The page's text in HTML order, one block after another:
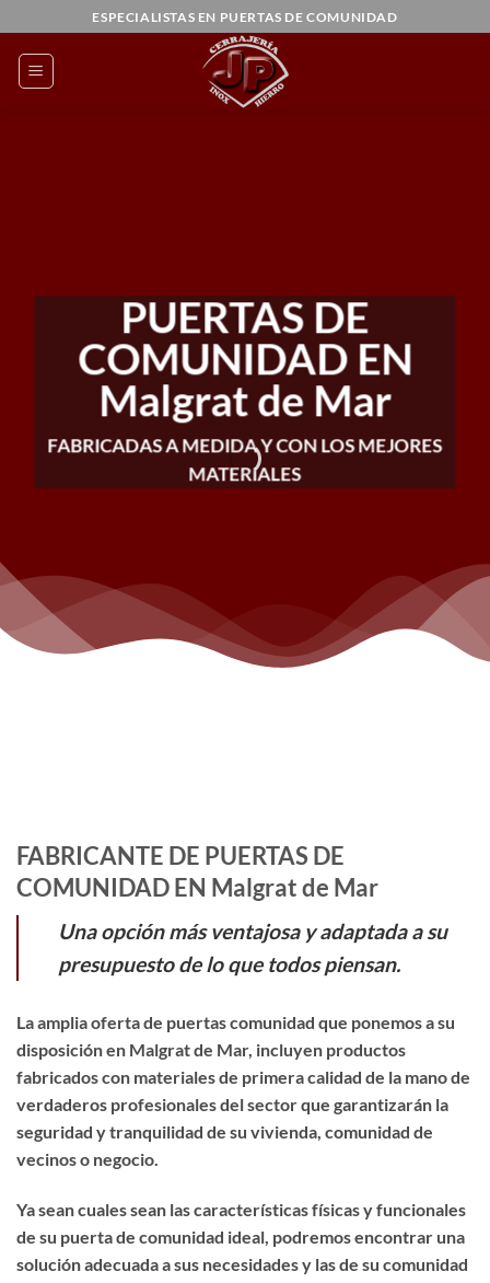
al
contenido
ESPECIALISTAS EN PUERTAS DE COMUNIDAD
PUERTAS DE
COMUNIDAD EN
Malgrat de Mar
FABRICADAS A MEDIDA Y CON LOS MEJORES
MATERIALES
FABRICANTE DE PUERTAS DE
COMUNIDAD EN Malgrat de Mar
Una opción más ventajosa y adaptada a su
presupuesto de lo que todos piensan.
La amplia oferta de puertas comunidad que ponemos a su
disposición en Malgrat de Mar, incluyen productos
fabricados con materiales de primera calidad de la mano de
verdaderos profesionales del sector que garantizarán la
seguridad y tranquilidad de su vivienda, comunidad de
vecinos o negocio.
Ya sean cuales sean las características físicas y funcionales
de su puerta de comunidad ideal, podremos encontrar una
solución adecuada a sus necesidades y las de su comunidad